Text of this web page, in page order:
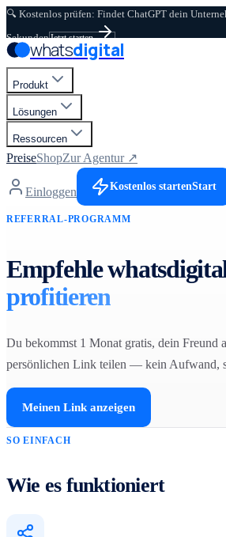
Zum Hauptinhalt springen
🔍 Kostenlos prüfen: Findet ChatGPT dein
SekundenJetzt starten
whatsdigital
Produkt
Lösungen
Ressourcen
PreiseShopZur Agentur ↗
Einloggen Kostenlos startenStart
REFERRAL-PROGRAMM
Empfehle
profitieren
Du bekommst 1 Monat gratis, dein Freund
persönlichen Link teilen — kein Aufwand,
Meinen Link anzeigen
SO EINFACH
Wie es funktioniert